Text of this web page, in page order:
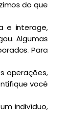
do que
e interage,
Algumas
Para
operações,
você
indivíduo,